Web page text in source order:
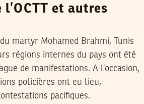
et autres
du martyr Mohamed Brahmi, Tunis
régions internes du pays ont été
de manifestations. A l’occasion,
policières ont eu lieu,
pacifiques.